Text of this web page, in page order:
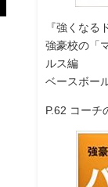
『強くなる
強豪校の「
ルス編
ベースボー
P.62 コーチ